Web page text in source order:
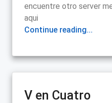
encuentre otro server
aqui
Continue reading...
V en Cuatro